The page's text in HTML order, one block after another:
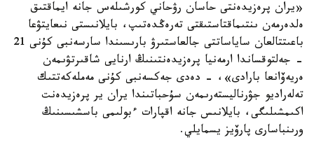
«يران پرەزيدەنتى حاسان رۋحاني كورشىلەس جانە ايماقتىق
ەلدەرمەن ىنتىماقتاستىقتى تەرەڭدەتىپ، بايلانىستى نىعايتۋعا
باعىتتالعان ساياساتتى جالعاستىرۋ بارىسىندا سارسەنبى كۇنى 21
- جەلتوقساندا ارمەنيا پرەزيدەنتىنىڭ ارنايى شاقىرتۋىمەن
ەريەۆانعا بارادى»، - دەدى جەكسەنبى كۇنى مەملەكەتتىك
تەلەراديو جۋرناليستەرىمەن سۇحباتىندا يران ير پرەزيدەنت
اكىمشىلىگى، بايلانىس جانە اقپارات ءبولىمى باسشىسىنىڭ
ورىنباسارى پارۆيز يسمايلي.